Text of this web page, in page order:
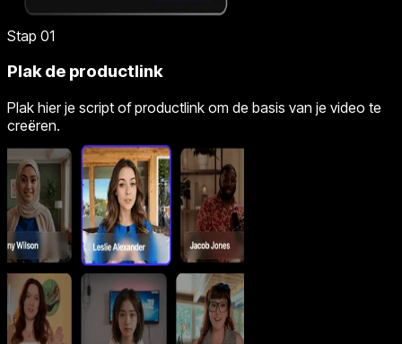
Stap 01
Plak de productlink
Plak hier je script of productlink om de basis van je video te
creëren.